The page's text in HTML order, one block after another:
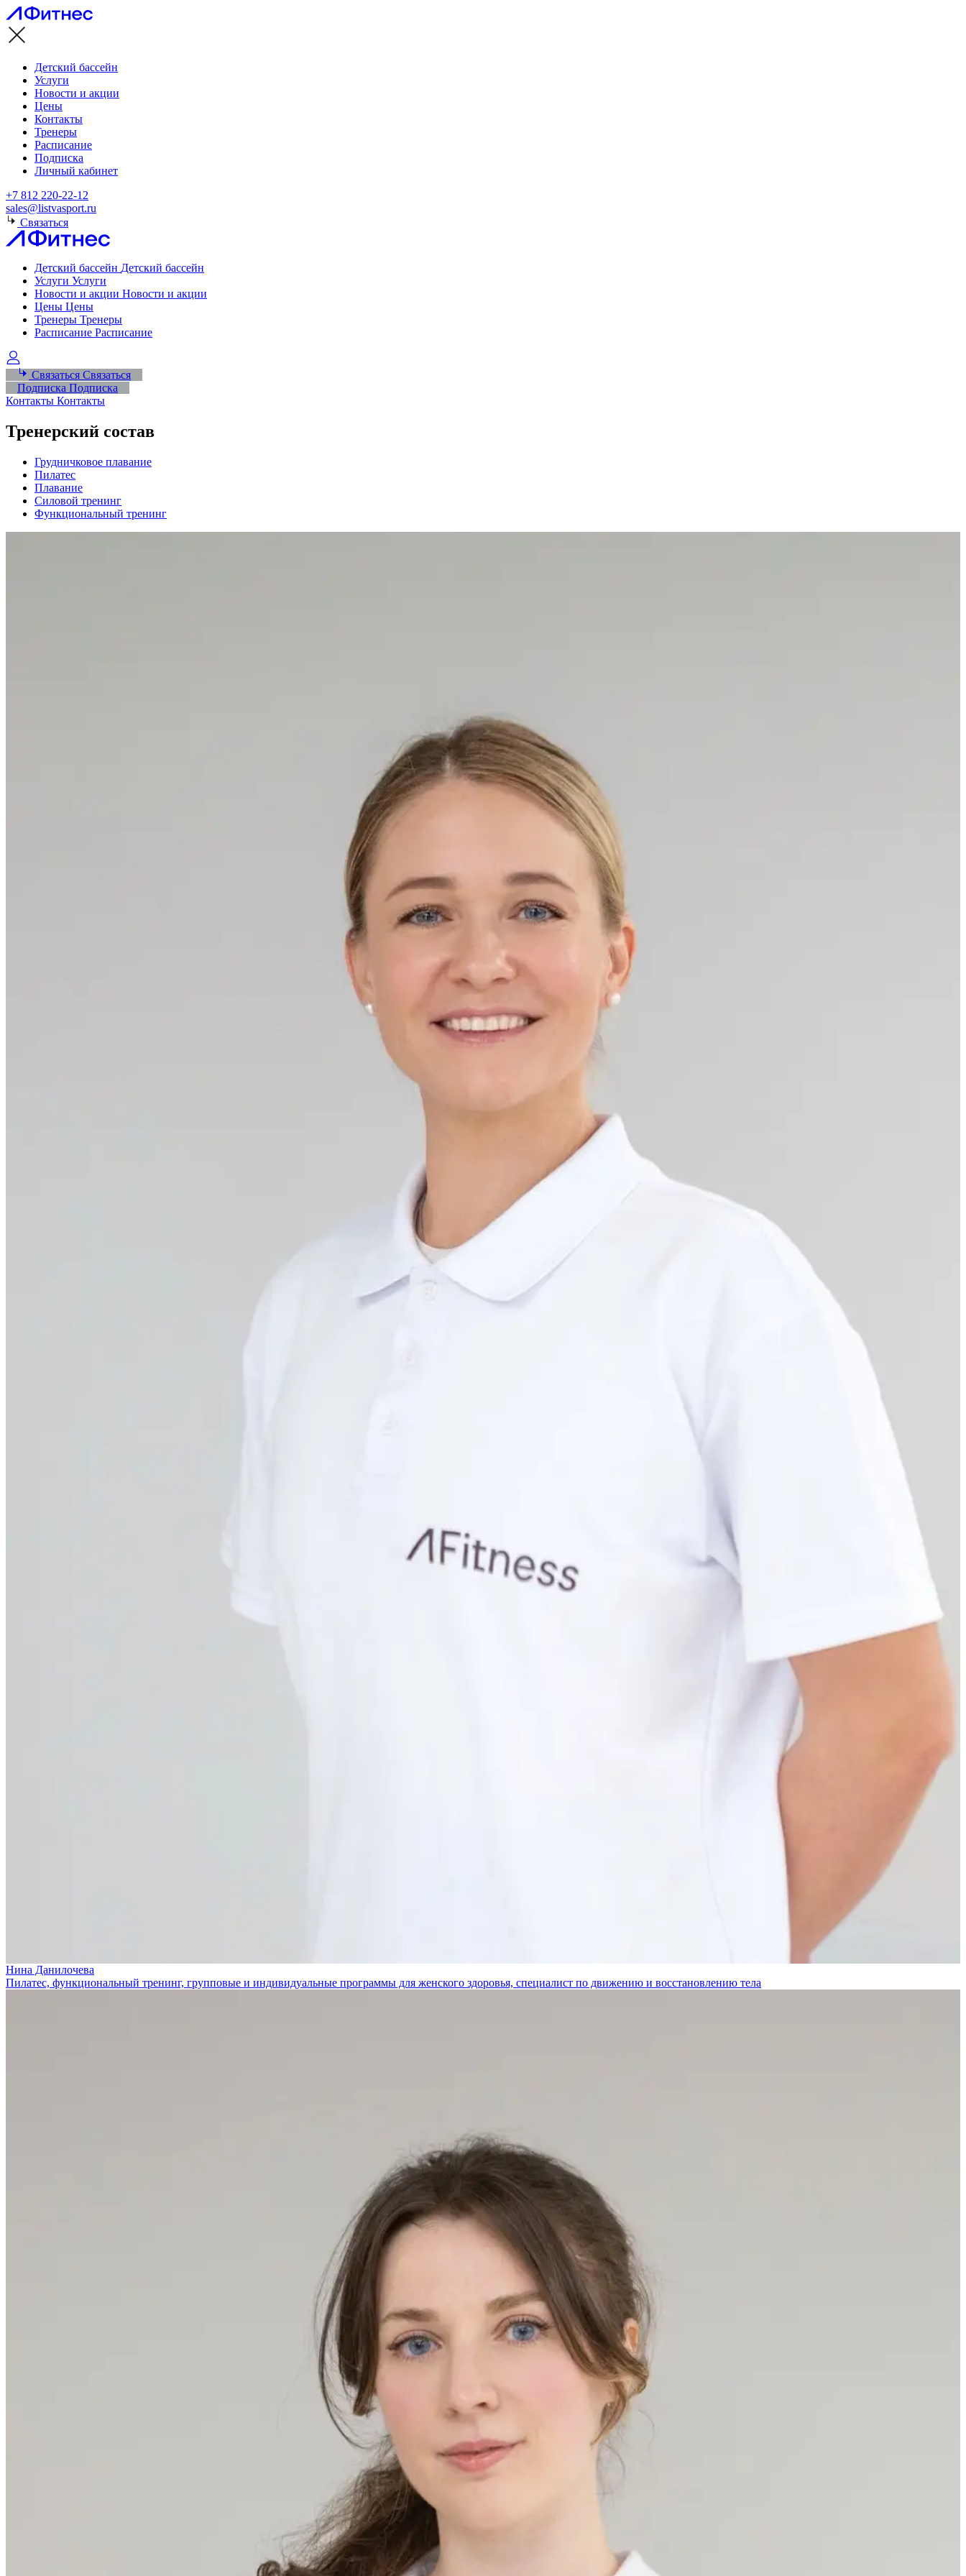
Детский бассейн
Услуги
Новости и акции
Цены
Контакты
Тренеры
Расписание
Подписка
Личный кабинет
+7 812 220-22-12
sales@listvasport.ru
Связаться
Детский бассейн Детский бассейн
Услуги Услуги
Новости и акции Новости и акции
Цены Цены
Тренеры Тренеры
Расписание Расписание
Связаться Связаться
Подписка Подписка
Контакты Контакты
Тренерский состав
Грудничковое плавание
Пилатес
Плавание
Силовой тренинг
Функциональный тренинг
Нина Данилочева
Пилатес, функциональный тренинг, групповые и индивидуальные программы для женского здоровья, специалист по движению и восстановлению тела